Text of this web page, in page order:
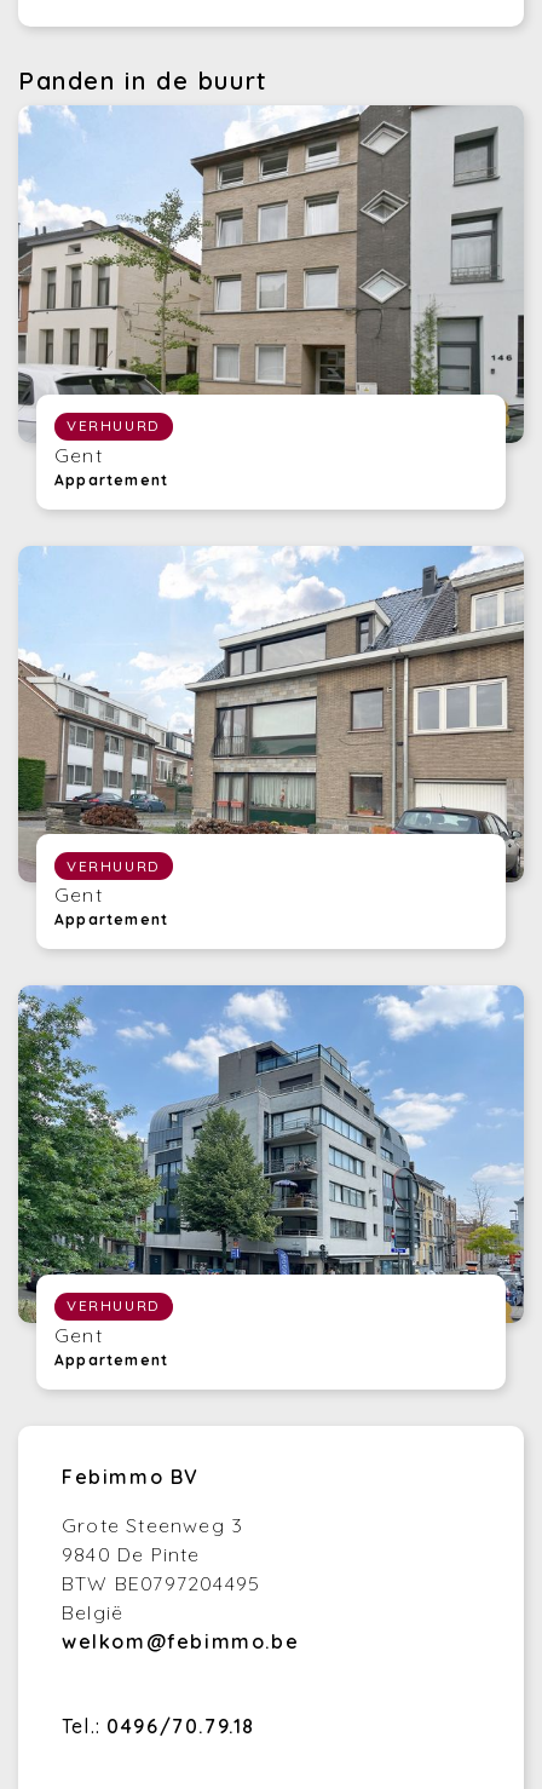
Panden in de buurt
VERHUURD
Gent
Appartement
VERHUURD
Gent
Appartement
VERHUURD
Gent
Appartement
Febimmo BV
Grote Steenweg 3
9840 De Pinte
BTW BE0797204495
België
welkom@febimmo.be
Tel.: 0496/70.79.18